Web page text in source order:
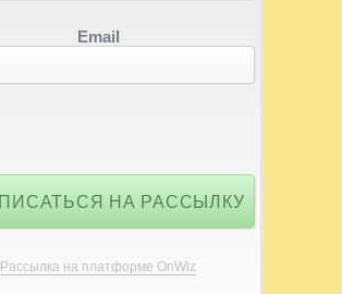
Email
Рассылка на платформе OnWiz